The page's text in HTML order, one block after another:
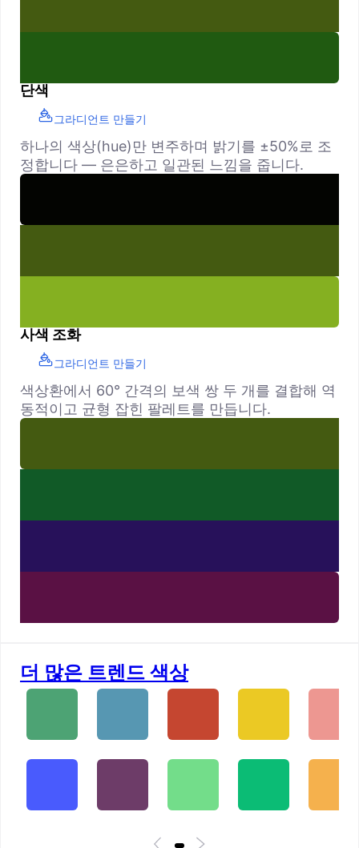
단색
그라디언트 만들기
하나의 색상(hue)만 변주하며 밝기를 ±50%로 조
정합니다 — 은은하고 일관된 느낌을 줍니다.
사색 조화
그라디언트 만들기
색상환에서 60° 간격의 보색 쌍 두 개를 결합해 역
동적이고 균형 잡힌 팔레트를 만듭니다.
더 많은 트렌드 색상